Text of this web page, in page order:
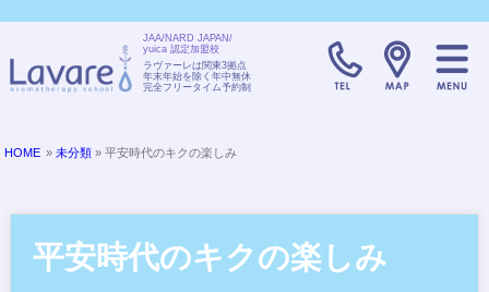
JAA/NARD JAPAN/
yuica 認定加盟校
ラヴァーレは関東3拠点
年末年始を除く年中無休
完全フリータイム予約制
TELL:0120-
HOME »未分類 » 平安時代のキクの楽しみ
平安時代のキクの楽しみ